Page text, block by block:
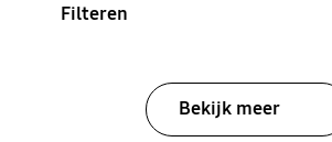
Filteren
Bekijk meer